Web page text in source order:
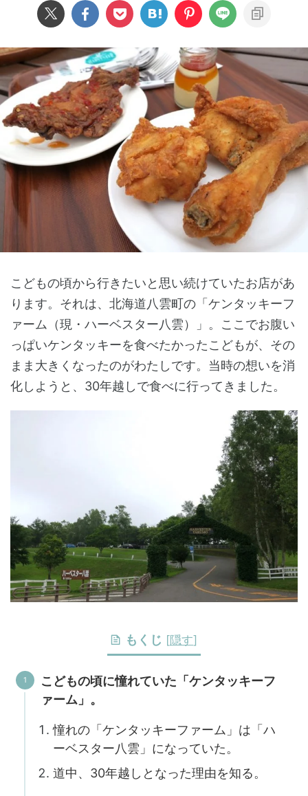
こどもの頃から行きたいと思い続けていたお店があ
ります。それは、北海道八雲町の「ケンタッキーフ
ァーム（現・ハーベスター八雲）」。ここでお腹い
っぱいケンタッキーを食べたかったこどもが、その
まま大きくなったのがわたしです。当時の想いを消
化しようと、30年越しで食べに行ってきました。
もくじ [隠す]
こどもの頃に憧れていた「ケンタッキーフ
ァーム」。
憧れの「ケンタッキーファーム」は「ハ
ーベスター八雲」になっていた。
道中、30年越しとなった理由を知る。